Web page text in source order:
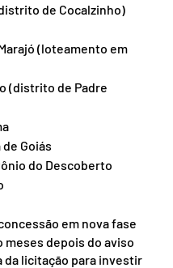
de Cocalzinho)
(loteamento em
(distrito de Padre
Goiás
do Descoberto
em nova fase
meses depois do aviso
da licitação para investir